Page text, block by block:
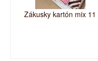
Zákusky kartón mix 11